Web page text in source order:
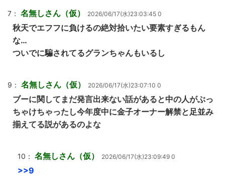
7： 名無しさん（仮） 2026/06/17(水)23:03:45 0
秋天でエフフに負けるの絶対拾いたい要素すぎるもん
な…
ついでに騙されてるグランちゃんもいるし
9： 名無しさん（仮） 2026/06/17(水)23:07:10 0
ブーに関してまだ発言出来ない話があると中の人がぶっ
ちゃけちゃったし今年度中に金子オーナー解禁と足並み
揃えてる説があるのよな
10： 名無しさん（仮） 2026/06/17(水)23:09:49 0
>>9